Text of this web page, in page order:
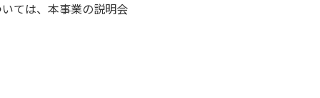
ては、本事業の説明会